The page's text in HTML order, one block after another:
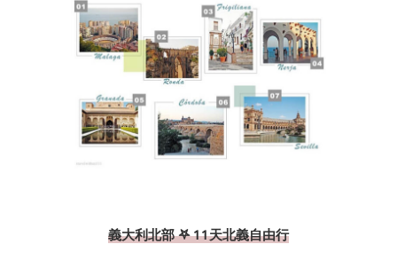
義大利北部 𖤐 11天北義自由行